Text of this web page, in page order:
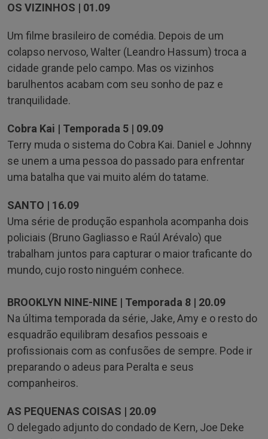
OS VIZINHOS | 01.09
Um filme brasileiro de comédia. Depois de um
colapso nervoso, Walter (Leandro Hassum) troca a
cidade grande pelo campo. Mas os vizinhos
barulhentos acabam com seu sonho de paz e
tranquilidade.
Cobra Kai | Temporada 5 | 09.09
Terry muda o sistema do Cobra Kai. Daniel e Johnny
se unem a uma pessoa do passado para enfrentar
uma batalha que vai muito além do tatame.
SANTO | 16.09
Uma série de produção espanhola acompanha dois
policiais (Bruno Gagliasso e Raúl Arévalo) que
trabalham juntos para capturar o maior traficante do
mundo, cujo rosto ninguém conhece.
BROOKLYN NINE-NINE | Temporada 8 | 20.09
Na última temporada da série, Jake, Amy e o resto do
esquadrão equilibram desafios pessoais e
profissionais com as confusões de sempre. Pode ir
preparando o adeus para Peralta e seus
companheiros.
AS PEQUENAS COISAS | 20.09
O delegado adjunto do condado de Kern, Joe Deke